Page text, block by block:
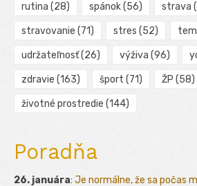
rutina (28) spánok(56) strava
stravovanie (71) stres (52)
udržateľnosť(26) výživa (96)
zdravie (163) šport (71) ŽP (58)
životné prostredie (144)
Poradňa
26. januára: Je normálne, že sa počas